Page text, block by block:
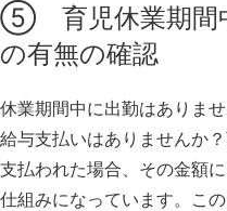
⑤ 育児休業期間
の有無の確認
休業期間中に出勤はありま
給与支払いはありませんか
支払われた場合、その金額
仕組みになっています。こ